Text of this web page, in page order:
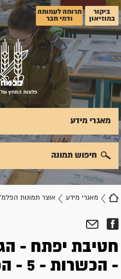
ביקור
במוזיאון
תרומה לעמותה
ודמי חבר
פלוגות המחץ
מאגרי מידע אוצר תמונות
מאגרי מידע
חיפוש תמונה
חטיבת יפתח -
-